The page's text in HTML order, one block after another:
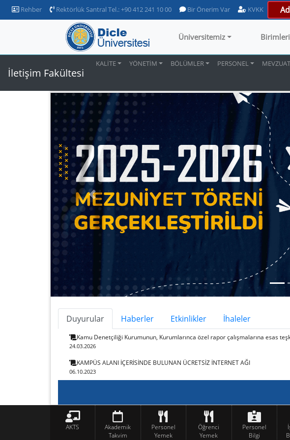
Rehber Rektörlük Santral Tel.: +90 412 241 10 00 Bir Önerim Var KVKK
Üniversitemiz
İletişim Fakültesi
KALİTE YÖNETİM BÖLÜMLER PERSONEL MEVZUAT
Duyurular Haberler Etkinlikler İhaleler
Kamu Denetçiliği Kurumunun, Kurumlarınca özel rapor çalışmalarına esas
24.03.2026
KAMPÜS ALANI İÇERİSİNDE BULUNAN ÜCRETSİZ İNTERNET AĞI
06.10.2023
AKTS
Akademik
Takvim
Personel
Yemek
Öğrenci
Yemek
Personel
Bilgi